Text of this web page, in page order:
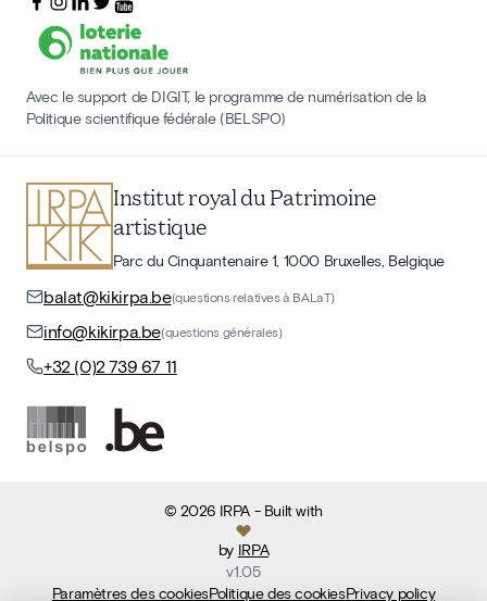
Avec le support de DIGIT, le programme de numérisation de la
Politique scientifique fédérale (BELSPO)
Institut royal du Patrimoine
artistique
Parc du Cinquantenaire 1, 1000 Bruxelles, Belgique
balat@kikirpa.be(questions relatives à BALaT)
info@kikirpa.be(questions générales)
+32 (0)2 739 67 11
©2026 IRPA- Built with
by IRPA
v1.05
Paramètres des cookiesPolitique des cookiesPrivacy policy